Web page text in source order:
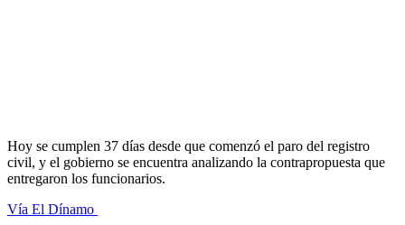
Hoy se cumplen 37 días desde que comenzó el paro del registro
civil, y el gobierno se encuentra analizando la contrapropuesta que
entregaron los funcionarios.
Vía El Dínamo